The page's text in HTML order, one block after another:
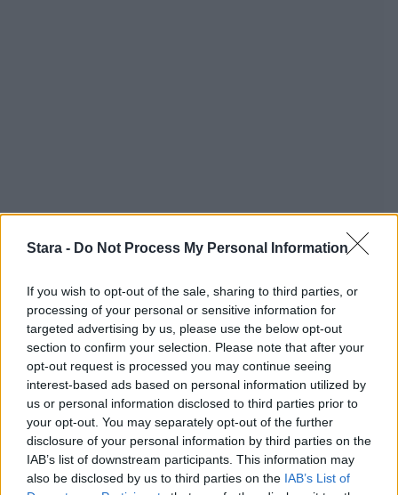
Stara - Do Not Process My Personal Information
If you wish to opt-out of the sale, sharing to third parties, or
processing of your personal or sensitive information for
targeted advertising by us, please use the below opt-out
section to confirm your selection. Please note that after your
opt-out request is processed you may continue seeing
interest-based ads based on personal information utilized by
us or personal information disclosed to third parties prior to
your opt-out. You may separately opt-out of the further
disclosure of your personal information by third parties on the
IAB’s list of downstream participants. This information may
also be disclosed by us to third parties on the IAB’s List of
Staran luetuimmat